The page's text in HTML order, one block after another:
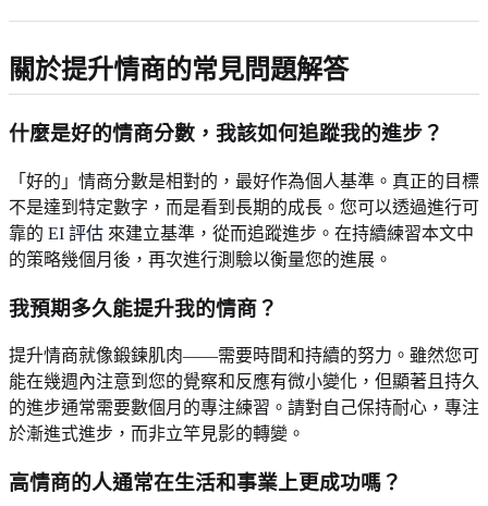
關於提升情商的常見問題解答
什麼是好的情商分數，我該如何追蹤我的進步？
「好的」情商分數是相對的，最好作為個人基準。真正的目標
不是達到特定數字，而是看到長期的成長。您可以透過進行可
靠的 EI 評估 來建立基準，從而追蹤進步。在持續練習本文中
的策略幾個月後，再次進行測驗以衡量您的進展。
我預期多久能提升我的情商？
提升情商就像鍛鍊肌肉——需要時間和持續的努力。雖然您可
能在幾週內注意到您的覺察和反應有微小變化，但顯著且持久
的進步通常需要數個月的專注練習。請對自己保持耐心，專注
於漸進式進步，而非立竿見影的轉變。
高情商的人通常在生活和事業上更成功嗎？